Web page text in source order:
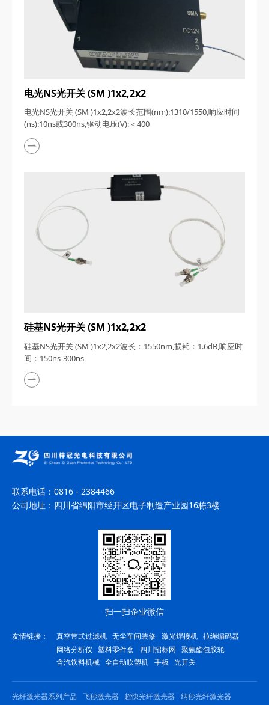
电光NS光开关 (SM )1x2,2x2
电光NS光开关 (SM )1x2,2x2波长范围(nm):1310/1550,响应时间
(ns):10ns或300ns,驱动电压(V):＜400
硅基NS光开关 (SM )1x2,2x2
硅基NS光开关 (SM )1x2,2x2波长：1550nm,损耗：1.6dB,响应时
间：150ns-300ns
联系电话： 0816 - 2384466
公司地址： 四川省绵阳市经开区电子制造产业园16栋3楼
扫一扫企业微信
友情链接： 真空带式过滤机 无尘车间装修 激光焊接机 拉绳编码器
网络分析仪 塑料零件盒 四川招标网
聚氨酯包胶轮
含汽饮料机械 全自动吹塑机 手板 光开关
光纤激光器系列产品 飞秒激光器 超快光纤激光器
纳秒光纤激光器